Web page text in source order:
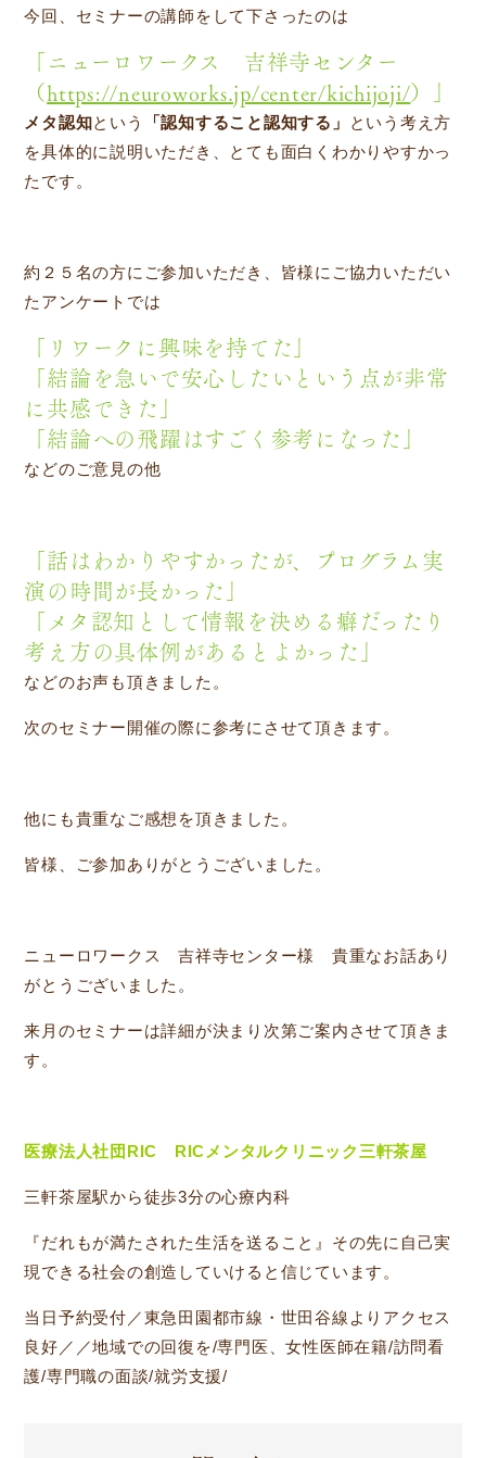
今回、セミナーの講師をして下さったのは
「ニューロワークス 吉祥寺センター
（ https://neuroworks.jp/center/kichijoji/）」
メタ認知という 「認知すること認知する」
という考え方
を具体的に説明いただき、とても面白くわかりやすかっ
たです。
約２５名の方にご参加いただき、皆様にご協力いただい
たアンケートでは
「リワークに興味を持てた」
「結論を急いで安心したいという点が非常
に共感できた」
「結論への飛躍はすごく参考になった」
などのご意見の他
「話はわかりやすかったが、プログラム実
演の時間が長かった」
「メタ認知として情報を決める癖だったり
考え方の具体例があるとよかった」
などのお声も頂きました。
次のセミナー開催の際に参考にさせて頂きます。
他にも貴重なご感想を頂きました。
皆様、ご参加ありがとうございました。
ニューロワークス 吉祥寺センター様 貴重なお話あり
がとうございました。
来月のセミナーは詳細が決まり次第ご案内させて頂きま
す。
医療法人社団RIC RICメンタルクリニック三軒茶屋
三軒茶屋駅から徒歩3分の心療内科
『だれもが満たされた生活を送ること』その先に自己実
現できる社会の創造していけると信じています。
当日予約受付／東急田園都市線・世田谷線よりアクセス
良好／／地域での回復を/専門医、女性医師在籍/訪問看
護/専門職の面談/就労支援/